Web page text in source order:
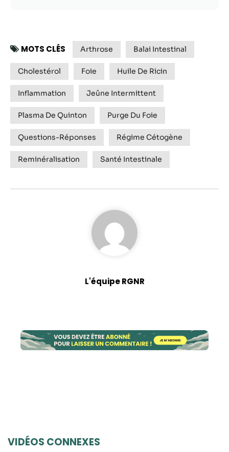
MOTS CLÉS Arthrose Balai Intestinal
Cholestérol Foie Huile De Ricin
Inflammation Jeûne Intermittent
Plasma De Quinton Purge Du Foie
Questions-Réponses Régime Cétogène
Reminéralisation Santé Intestinale
L'équipe RGNR
VIDÉOS CONNEXES
fonctionnalités
disparaîtront
du site Web.
Marketing
En partageant
votre intérêt et
votre
comportement
lorsque vous
visitez notre
augmentez les
contenu et des
offres
personnalisés.